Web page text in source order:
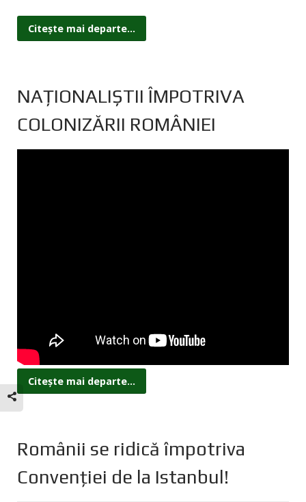
Citește mai departe...
NAȚIONALIȘTII ÎMPOTRIVA
COLONIZĂRII ROMÂNIEI
Citește mai departe...
Românii se ridică împotriva
Convenției de la Istanbul!